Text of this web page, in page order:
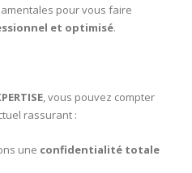
pour vous faire
et optimisé.
, vous pouvez compter
rassurant :
une confidentialité totale